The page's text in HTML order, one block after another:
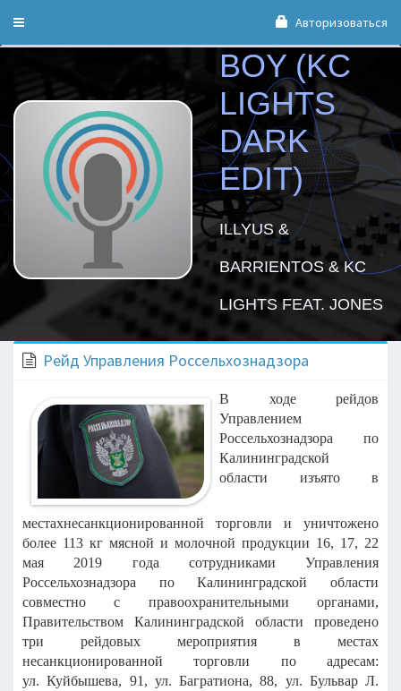
Toggle
Авторизоваться
BOY (KC
LIGHTS
DARK
EDIT)
ILLYUS &
BARRIENTOS & KC
LIGHTS FEAT. JONES
Рейд Управления Россельхознадзора
В ходе рейдов
Управлением
Россельхознадзора по
Калининградской
области изъято в
местахнесанкционированной торговли и уничтожено
более 113 кг мясной и молочной продукции 16, 17, 22
мая 2019 года сотрудниками Управления
Россельхознадзора по Калининградской области
совместно с правоохранительными органами,
Правительством Калининградской области проведено
три рейдовых мероприятия в местах
несанкционированной торговли по адресам:
ул.Куйбышева, 91, ул. Багратиона, 88, ул. Бульвар Л.